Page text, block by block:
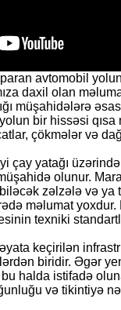
avtomobil
daxil olan
müşahidələrə
bir hissəsi
çökmələr və
çay yatağı
olunur.
biləcək zəlzələ və
məlumat
texniki
keçirilən
biridir. Əgər
halda istifadə
və tikintiyə